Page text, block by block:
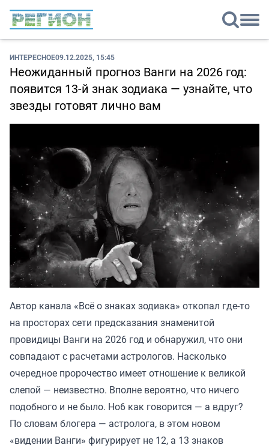
ИНТЕРЕСНОЕ09.12.2025, 15:45
Неожиданный прогноз Ванги на 2026 год:
появится 13-й знак зодиака — узнайте, что
звезды готовят лично вам
Автор канала «Всё о знаках зодиака» откопал где-то
на просторах сети предсказания знаменитой
провидицы Ванги на 2026 год и обнаружил, что они
совпадают с расчетами астрологов. Насколько
очередное пророчество имеет отношение к великой
слепой — неизвестно. Вполне вероятно, что ничего
подобного и не было. Но6 как говорится — а вдруг?
По словам блогера — астролога, в этом новом
«видении Ванги» фигурирует не 12, а 13 знаков